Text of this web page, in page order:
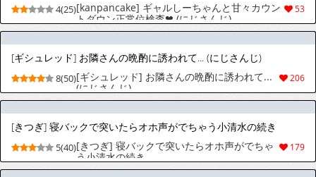
53
4(25)[kanpancake] ギャルしーちゃんと甘々カウン
トダウン正常位検査❤ (にじさんじ)
[ギシュレッド] お隣さんの晩酌に誘われて... (にじさんじ)
206
8(50)[ギシュレッド] お隣さんの晩酌に誘われて...
(にじさんじ)
[きつぎ] 寝バックで突いたらオホ声がでちゃう小清水の続き
179
5(40)[きつぎ] 寝バックで突いたらオホ声がでちゃ
う小清水の続き